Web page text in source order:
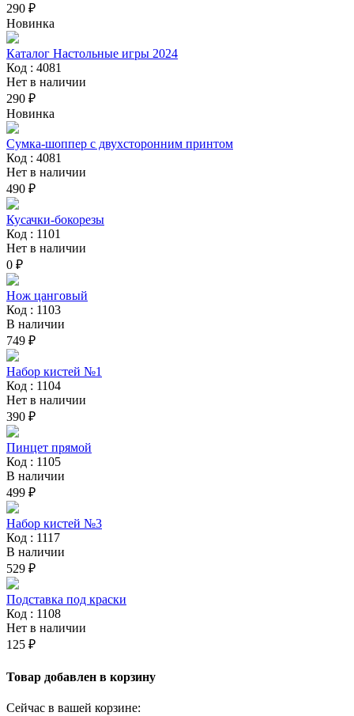
290 ₽
Новинка
Каталог Настольные игры 2024
Код : 4081
Нет в наличии
290 ₽
Новинка
Сумка-шоппер с двухсторонним принтом
Код : 4081
Нет в наличии
490 ₽
Кусачки-бокорезы
Код : 1101
Нет в наличии
0 ₽
Нож цанговый
Код : 1103
В наличии
749 ₽
Набор кистей №1
Код : 1104
Нет в наличии
390 ₽
Пинцет прямой
Код : 1105
В наличии
499 ₽
Набор кистей №3
Код : 1117
В наличии
529 ₽
Подставка под краски
Код : 1108
Нет в наличии
125 ₽
Товар добавлен в корзину
Сейчас в вашей корзине: